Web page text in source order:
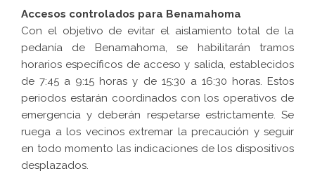
Accesos controlados para Benamahoma
Con el objetivo de evitar el aislamiento total de la
pedanía de Benamahoma, se habilitarán tramos
horarios específicos de acceso y salida, establecidos
de 7:45 a 9:15 horas y de 15:30 a 16:30 horas. Estos
periodos estarán coordinados con los operativos de
emergencia y deberán respetarse estrictamente. Se
ruega a los vecinos extremar la precaución y seguir
en todo momento las indicaciones de los dispositivos
desplazados.